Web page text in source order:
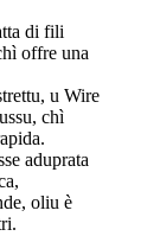
di fili
offre una
u Wire
chì
aduprata
oliu è